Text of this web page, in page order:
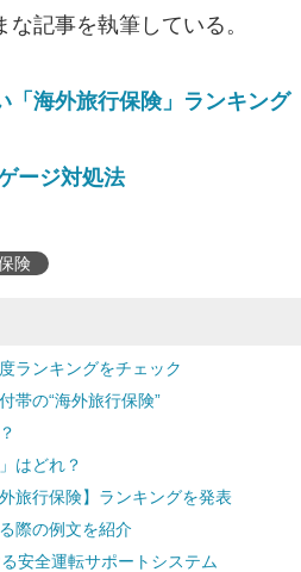
記事を執筆している。
海外旅行保険」ランキング
ージ対処法
険
ランキングをチェック
帯の“海外旅行保険”
はどれ？
旅行保険】ランキングを発表
際の例文を紹介
安全運転サポートシステム